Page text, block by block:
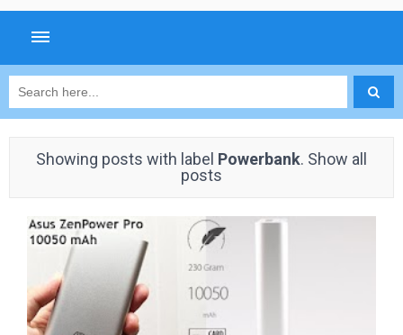
Showing posts with label Powerbank. Show all
posts